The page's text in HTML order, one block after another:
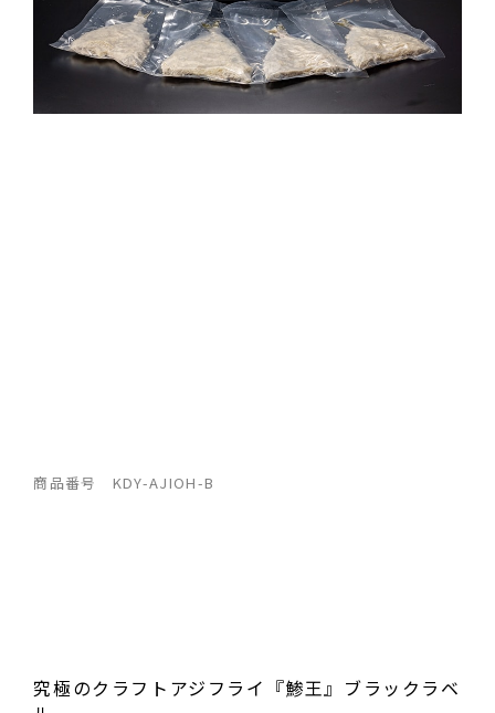
商品番号 KDY-AJIOH-B
究極のクラフトアジフライ『鯵王』ブラックラベ